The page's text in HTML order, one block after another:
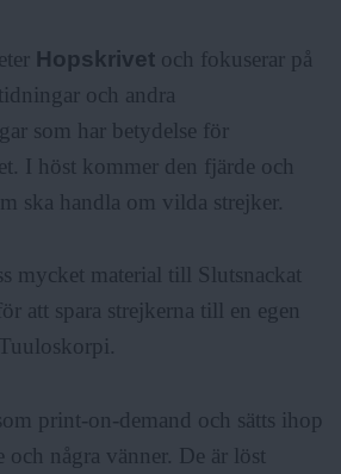
Hopskrivet och fokuserar på
och andra
som har betydelse för
I höst kommer den fjärde och
ska handla om vilda strejker.
mycket material till Slutsnackat
att spara strejkerna till en egen
print-on-demand och sätts ihop
och några vänner. De är löst